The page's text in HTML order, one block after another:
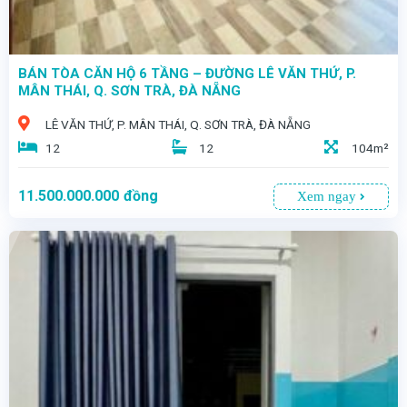
BÁN TÒA CĂN HỘ 6 TẦNG – ĐƯỜNG LÊ VĂN THỨ, P.
MÂN THÁI, Q. SƠN TRÀ, ĐÀ NẴNG
LÊ VĂN THỨ, P. MÂN THÁI, Q. SƠN TRÀ, ĐÀ NẴNG
12
12 104m²
11.500.000.000 đồng Xem ngay